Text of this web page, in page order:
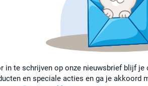
in te schrijven op onze nieuwsbrief blijf je
en speciale acties en ga je akkoord